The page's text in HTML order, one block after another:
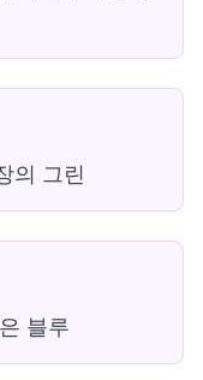
의 그린
블루